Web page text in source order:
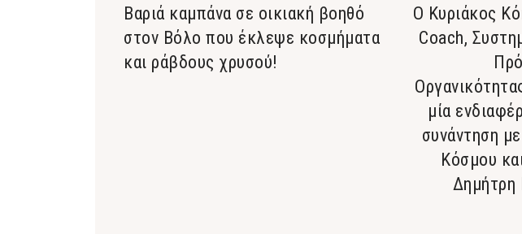
Βαριά καμπάνα σε οικιακή βοηθό
στον Βόλο που έκλεψε κοσμήματα
και ράβδους χρυσού!
Ο Κυριάκος
Coach,
μία
συνάντηση
Κόσμου
Δημήτρη